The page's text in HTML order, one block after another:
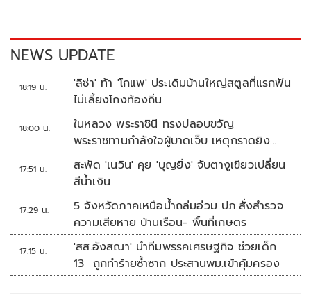
k k
NEWS UPDATE
18:19 น.
'ลิซ่า' ท้า 'โกแพ' ประเดิมบ้านใหญ่สตูลที่แรกฟัน
ไม่เลี้ยงโกงท้องถิ่น
18:00 น.
ในหลวง พระราชินี ทรงปลอบขวัญ
พระราชทานกำลังใจผู้บาดเจ็บ เหตุกราดยิง
รร.เทพศิรินทร์นนทบุรี
17:51 น.
สะพัด 'เนวิน' คุย 'บุญยิ่ง' จับตางูเขียวเปลี่ยน
สีน้ำเงิน
17:29 น.
5 จังหวัดภาคเหนือน้ำถล่มอ่วม ปภ.สั่งสำรวจ
ความเสียหาย บ้านเรือน- พื้นที่เกษตร
17:15 น.
'สส.อังสณา' นำทีมพรรคเศรษฐกิจ ช่วยเด็ก
13 ถูกทำร้ายซ้ำซาก ประสานพม.เข้าคุ้มครอง